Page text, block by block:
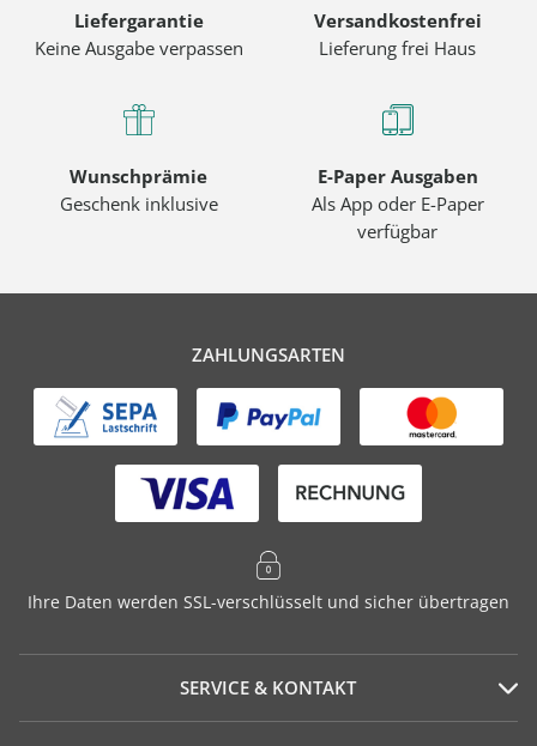
Liefergarantie
Keine Ausgabe verpassen
Versandkostenfrei
Lieferung frei Haus
Wunschprämie
Geschenk inklusive
E-Paper Ausgaben
Als App oder E-Paper
verfügbar
ZAHLUNGSARTEN
Ihre Daten werden SSL-verschlüsselt und sicher übertragen
SERVICE & KONTAKT